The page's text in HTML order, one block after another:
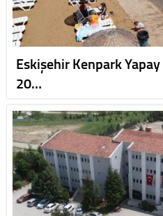
Eskişehir Kenpark
20…